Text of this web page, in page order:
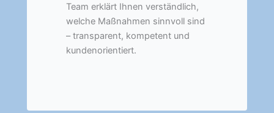
Team erklärt Ihnen verständlich,
welche Maßnahmen sinnvoll sind
– transparent, kompetent und
kundenorientiert.